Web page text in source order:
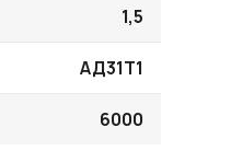
1,5
АД31Т1
6000